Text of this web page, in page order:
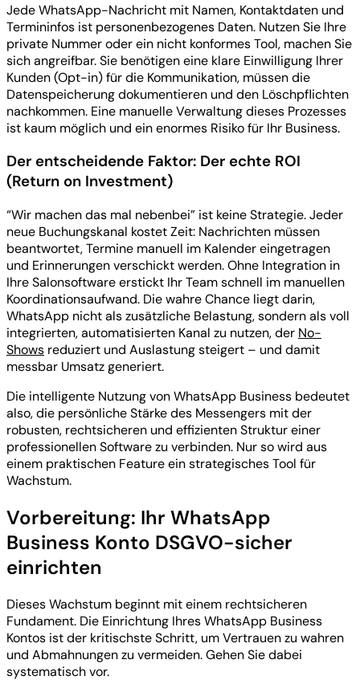
Jede WhatsApp-Nachricht mit Namen, Kontaktdaten und
Termininfos ist personenbezogenes Daten. Nutzen Sie Ihre
private Nummer oder ein nicht konformes Tool, machen Sie
sich angreifbar. Sie benötigen eine klare Einwilligung Ihrer
Kunden (Opt-in) für die Kommunikation, müssen die
Datenspeicherung dokumentieren und den Löschpflichten
nachkommen. Eine manuelle Verwaltung dieses Prozesses
ist kaum möglich und ein enormes Risiko für Ihr Business.
Der entscheidende Faktor: Der echte ROI
(Return on Investment)
“Wir machen das mal nebenbei” ist keine Strategie. Jeder
neue Buchungskanal kostet Zeit: Nachrichten müssen
beantwortet, Termine manuell im Kalender eingetragen
und Erinnerungen verschickt werden. Ohne Integration in
Ihre Salonsoftware erstickt Ihr Team schnell im manuellen
Koordinationsaufwand. Die wahre Chance liegt darin,
WhatsApp nicht als zusätzliche Belastung, sondern als voll
integrierten, automatisierten Kanal zu nutzen, der No-
Shows reduziert und Auslastung steigert – und damit
messbar Umsatz generiert.
Die intelligente Nutzung von WhatsApp Business bedeutet
also, die persönliche Stärke des Messengers mit der
robusten, rechtsicheren und effizienten Struktur einer
professionellen Software zu verbinden. Nur so wird aus
einem praktischen Feature ein strategisches Tool für
Wachstum.
Vorbereitung: Ihr WhatsApp
Business Konto DSGVO-sicher
einrichten
Dieses Wachstum beginnt mit einem rechtsicheren
Fundament. Die Einrichtung Ihres WhatsApp Business
Kontos ist der kritischste Schritt, um Vertrauen zu wahren
und Abmahnungen zu vermeiden. Gehen Sie dabei
systematisch vor.